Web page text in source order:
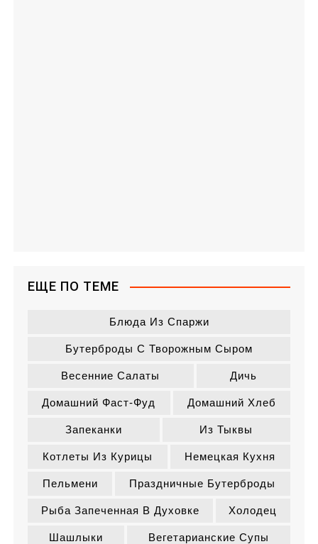
ЕЩЕ ПО ТЕМЕ
Блюда Из Спаржи
Бутерброды С Творожным Сыром
Весенние Салаты Дичь
Домашний Фаст-Фуд Домашний Хлеб
Запеканки Из Тыквы
Котлеты Из Курицы Немецкая Кухня
Пельмени Праздничные Бутерброды
Рыба Запеченная В Духовке Холодец
Шашлыки Вегетарианские Супы